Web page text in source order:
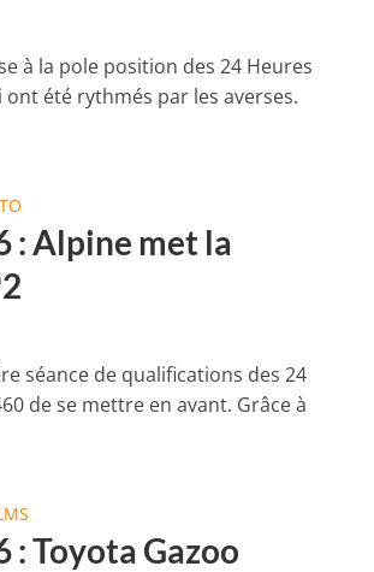
à la pole position des 24 Heures
été rythmés par les averses.
: Alpine met la
séance de qualifications des 24
de se mettre en avant. Grâce à
: Toyota Gazoo